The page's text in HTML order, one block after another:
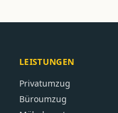
LEISTUNGEN
Privatumzug
Büroumzug